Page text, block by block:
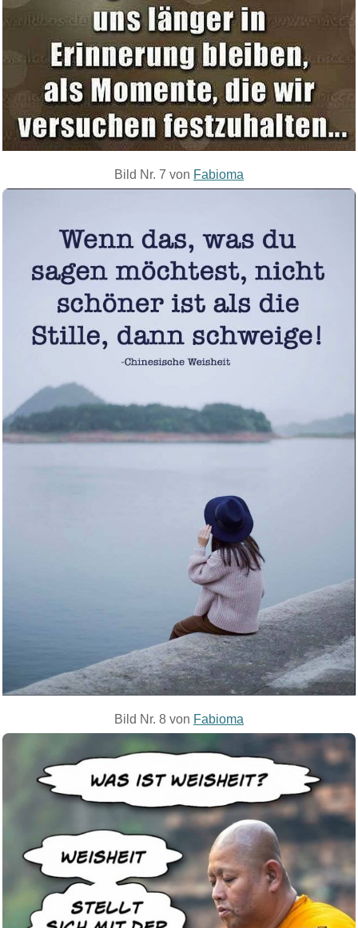
Bild Nr. 7 von Fabioma
Bild Nr. 8 von Fabioma